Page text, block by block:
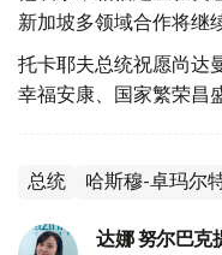
新加坡多领域合作将继
托卡耶夫总统祝愿尚达
幸福安康、国家繁荣昌
总统 哈斯穆-卓玛尔
达娜 努尔巴克